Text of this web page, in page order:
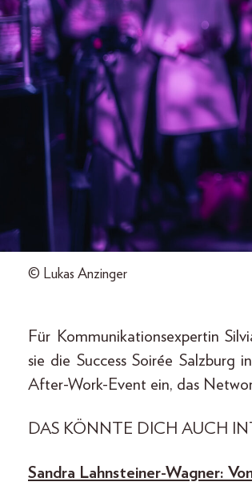
© Lukas Anzinger
Für Kommunikationsexpertin
sie die Success Soirée Salzburg
After-Work-Event ein, das
DAS KÖNNTE DICH AUCH
Sandra Lahnsteiner-Wagner: